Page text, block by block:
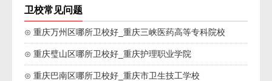
卫校常见问题
⊙ 重庆万州区哪所卫校好_重庆三峡医药高等专科院校
⊙ 重庆璧山区哪所卫校好_重庆护理职业学院
⊙ 重庆巴南区哪所卫校好_重庆市卫生技工学校